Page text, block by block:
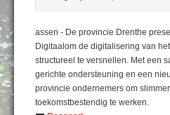
assen - De provincie Drenthe
Digitaalom de digitalisering van
structureel te versnellen. Met een
gerichte ondersteuning en een
provincie ondernemers om
toekomstbestendig te werken.